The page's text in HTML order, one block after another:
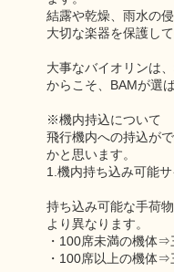
結露や乾燥、雨水の
大切な楽器を保護して
大事なバイオリンは
からこそ、BAMが選
※機内持込について
飛行機内への持込が
かと思います。
1.機内持ち込み可能
持ち込み可能な手荷
より異なります。
・100席未満の機体
・100席以上の機体